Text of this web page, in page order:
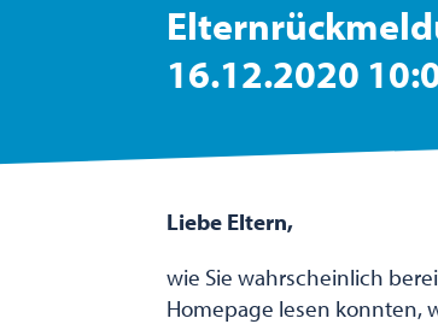
16.12.2020
Liebe Eltern,
wie Sie wahrscheinlich
Homepage lesen konnten,